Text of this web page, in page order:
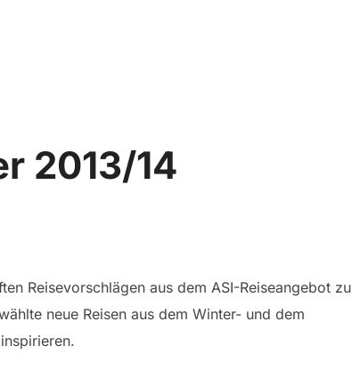
2013/14
Reisevorschlägen aus dem ASI-Reiseangebot zu
neue Reisen aus dem Winter- und dem